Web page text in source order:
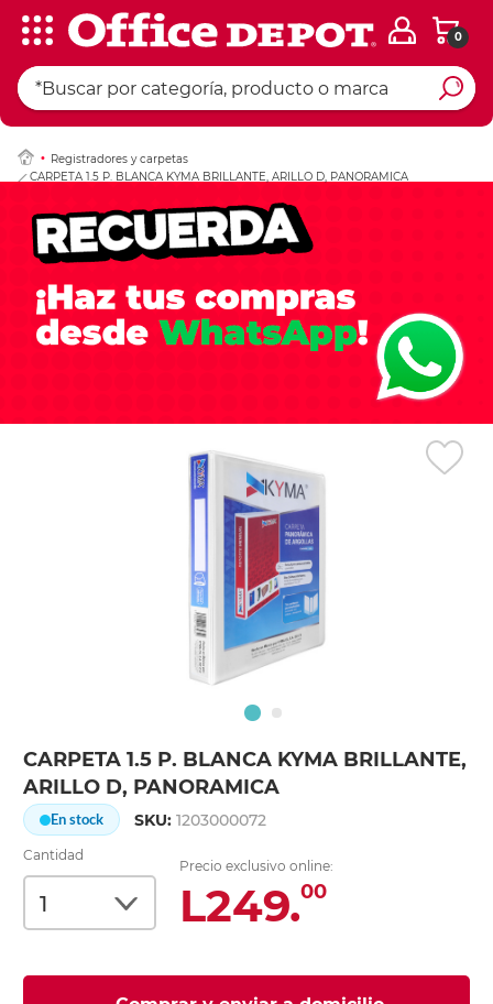
0
Registradores y carpetas
CARPETA 1.5 P. BLANCA KYMA BRILLANTE, ARILLO D, PANORAMICA
CARPETA 1.5 P. BLANCA KYMA BRILLANTE,
ARILLO D, PANORAMICA
En stock SKU:1203000072
Cantidad
Precio exclusivo online:
L249.00
Ingresar Codigo